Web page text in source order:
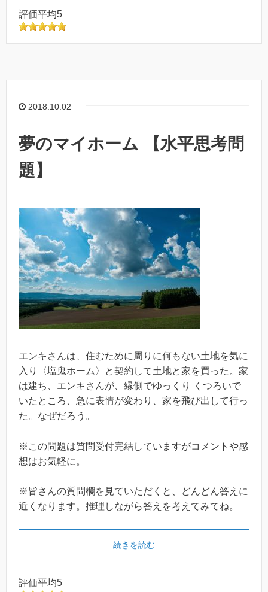
評価平均5
2018.10.02
夢のマイホーム 【水平思考問
題】
エンキさんは、住むために周りに何もない土地を気に
入り〈塩鬼ホーム〉と契約して土地と家を買った。家
は建ち、エンキさんが、縁側でゆっくり くつろいで
いたところ、急に表情が変わり、家を飛び出して行っ
た。なぜだろう。
※この問題は質問受付完結していますがコメントや感
想はお気軽に。
※皆さんの質問欄を見ていただくと、どんどん答えに
近くなります。推理しながら答えを考えてみてね。
続きを読む
評価平均5